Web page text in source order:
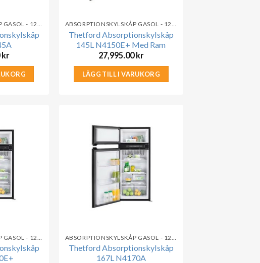
ABSORPTIONSKYLSKÅP GASOL - 12V - 230V
kr
ABSORPTIONSKYLSKÅP GASOL - 12V - 230V
Thetford Absorptionskylskåp
145L N4150E+ Med Ram
27,995.00 kr
LÄGG TILL I VARUKORG
Thetford Absorptionskylskåp
167L N4170A